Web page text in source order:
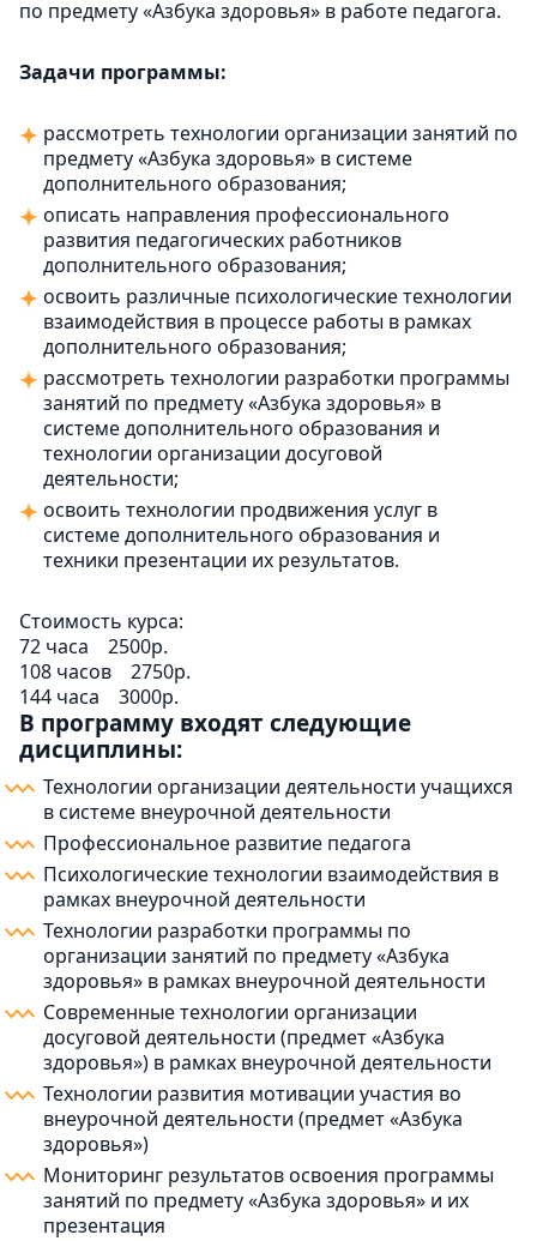
по предмету «Азбука здоровья» в работе педагога.
Задачи программы:
рассмотреть технологии организации занятий по
предмету «Азбука здоровья» в системе
дополнительного образования;
описать направления профессионального
развития педагогических работников
дополнительного образования;
освоить различные психологические технологии
взаимодействия в процессе работы в рамках
дополнительного образования;
рассмотреть технологии разработки программы
занятий по предмету «Азбука здоровья» в
системе дополнительного образования и
технологии организации досуговой
деятельности;
освоить технологии продвижения услуг в
системе дополнительного образования и
техники презентации их результатов.
Стоимость курса:
72 часа
2500р.
108 часов
2750р.
144 часа
3000р.
В программу входят следующие
дисциплины:
Технологии организации деятельности учащихся
в системе внеурочной деятельности
Профессиональное развитие педагога
Психологические технологии взаимодействия в
рамках внеурочной деятельности
Технологии разработки программы по
организации занятий по предмету «Азбука
здоровья» в рамках внеурочной деятельности
Современные технологии организации
досуговой деятельности (предмет «Азбука
здоровья») в рамках внеурочной деятельности
Технологии развития мотивации участия во
внеурочной деятельности (предмет «Азбука
здоровья»)
Мониторинг результатов освоения программы
занятий по предмету «Азбука здоровья» и их
презентация